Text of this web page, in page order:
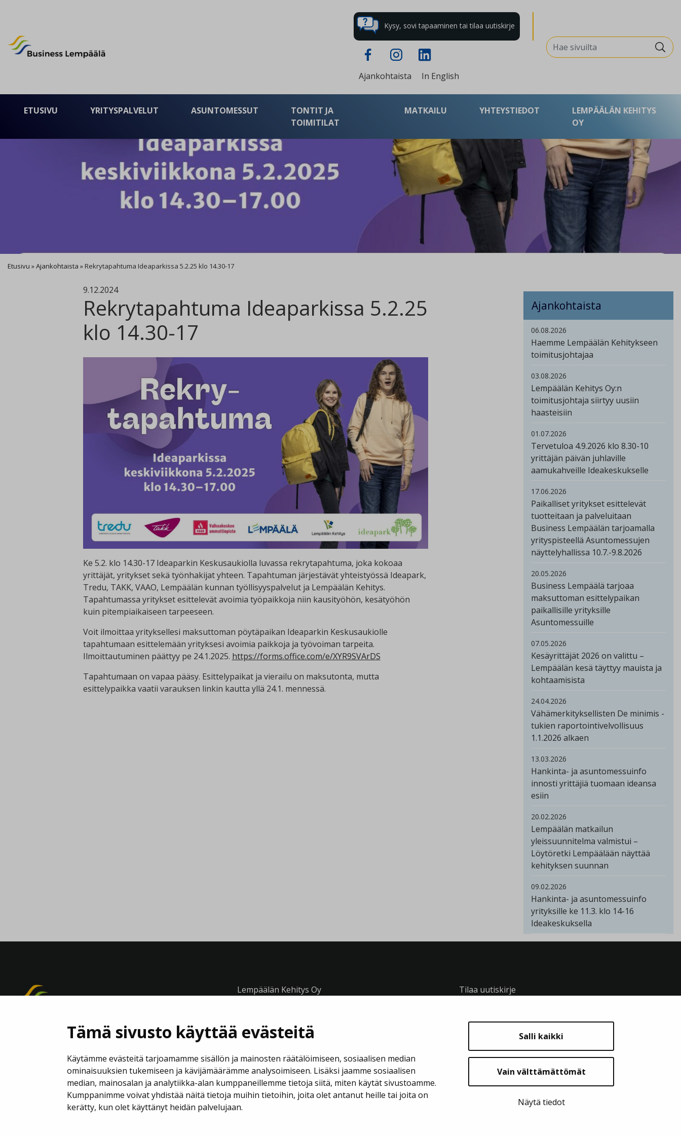
Tämä sivusto käyttää evästeitä
Käytämme evästeitä tarjoamamme sisällön ja mainosten räätälöimiseen, sosiaalisen median
ominaisuuksien tukemiseen ja kävijämäärämme analysoimiseen. Lisäksi jaamme sosiaalisen
median, mainosalan ja analytiikka-alan kumppaneillemme tietoja siitä, miten käytät sivustoamme.
Kumppanimme voivat yhdistää näitä tietoja muihin tietoihin, joita olet antanut heille tai joita on
kerätty, kun olet käyttänyt heidän palvelujaan.
Salli kaikki
Vain välttämättömät
Näytä tiedot
Business Lempäälä
Kysy, sovi tapaaminen tai tilaa uutiskirje
Ajankohtaista In English
Search for:
ETUSIVU YRITYSPALVELUT ASUNTOMESSUT
TONTIT JA
TOIMITILAT
MATKAILU YHTEYSTIEDOT
LEMPÄÄLÄN KEHITYS
OY
Etusivu »Ajankohtaista » Rekrytapahtuma Ideaparkissa 5.2.25 klo 14.30-17
9.12.2024
Rekrytapahtuma Ideaparkissa 5.2.25
klo 14.30-17
Ke 5.2. klo 14.30-17 Ideaparkin Keskusaukiolla luvassa rekrytapahtuma, joka kokoaa
yrittäjät, yritykset sekä työnhakijat yhteen. Tapahtuman järjestävät yhteistyössä Ideapark,
Tredu, TAKK, VAAO, Lempäälän kunnan työllisyyspalvelut ja Lempäälän Kehitys.
Tapahtumassa yritykset esittelevät avoimia työpaikkoja niin kausityöhön, kesätyöhön
kuin pitempiaikaiseen tarpeeseen.
Voit ilmoittaa yrityksellesi maksuttoman pöytäpaikan Ideaparkin Keskusaukiolle
tapahtumaan esittelemään yrityksesi avoimia paikkoja ja työvoiman tarpeita.
Ilmoittautuminen päättyy pe 24.1.2025. https://forms.office.com/e/XYR9SVArDS
Tapahtumaan on vapaa pääsy. Esittelypaikat ja vierailu on maksutonta, mutta
esittelypaikka vaatii varauksen linkin kautta yllä 24.1. mennessä.
Ajankohtaista
06.08.2026
Haemme Lempäälän Kehitykseen
toimitusjohtajaa
03.08.2026
Lempäälän Kehitys Oy:n
toimitusjohtaja siirtyy uusiin
haasteisiin
01.07.2026
Tervetuloa 4.9.2026 klo 8.30-10
yrittäjän päivän juhlaville
aamukahveille Ideakeskukselle
17.06.2026
Paikalliset yritykset esittelevät
tuotteitaan ja palveluitaan
Business Lempäälän tarjoamalla
yrityspisteellä Asuntomessujen
näyttelyhallissa 10.7.-9.8.2026
20.05.2026
Business Lempäälä tarjoaa
maksuttoman esittelypaikan
paikallisille yrityksille
Asuntomessuille
07.05.2026
Kesäyrittäjät 2026 on valittu –
Lempäälän kesä täyttyy mauista ja
kohtaamisista
24.04.2026
Vähämerkityksellisten De minimis -
tukien raportointivelvollisuus
1.1.2026 alkaen
13.03.2026
Hankinta- ja asuntomessuinfo
innosti yrittäjiä tuomaan ideansa
esiin
20.02.2026
Lempäälän matkailun
yleissuunnitelma valmistui –
Löytöretki Lempäälään näyttää
kehityksen suunnan
09.02.2026
Hankinta- ja asuntomessuinfo
yrityksille ke 11.3. klo 14-16
Ideakeskuksella
Lempäälän Kehitys Oy
business@lempaala.fi
www.businesslempaala.fi
Tilaa uutiskirje
Näytä evästeasetukset